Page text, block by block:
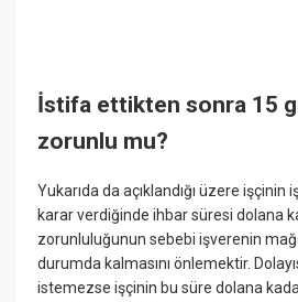
İstifa ettikten sonra 15
zorunlu mu?
Yukarıda da açıklandığı üzere
karar verdiğinde ihbar süresi dolana
zorunluluğunun sebebi işverenin
durumda kalmasını önlemektir.
istemezse işçinin bu süre dolana